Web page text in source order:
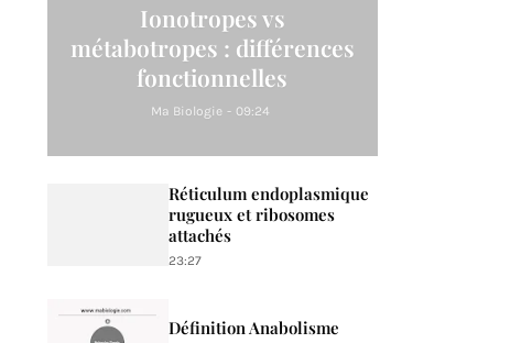
Ionotropes vs
métabotropes : différences
fonctionnelles
Ma Biologie - 09:24
Réticulum endoplasmique
rugueux et ribosomes
attachés
23:27
Définition Anabolisme